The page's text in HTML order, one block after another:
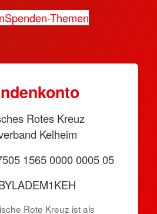
Spenden-Themen
Rotes Kreuz
Kelheim
1565 0000 0005 05
Rote Kreuz ist als